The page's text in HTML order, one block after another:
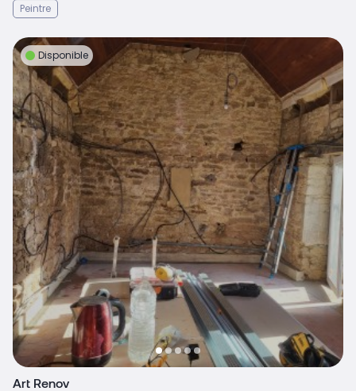
Peintre
Disponible
Art Renov